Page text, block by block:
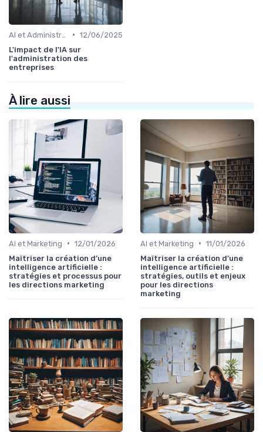
• 12/06/2025
L'impact de l'IA sur
l'administration des
entreprises
À lire aussi
AI et Marketing • 12/01/2026
Maîtriser la création d’une
intelligence artificielle :
stratégies et processus pour
les directions marketing
AI et Marketing • 11/01/2026
Maîtriser la création d’une
intelligence artificielle :
stratégies, outils et enjeux
pour les directions
marketing